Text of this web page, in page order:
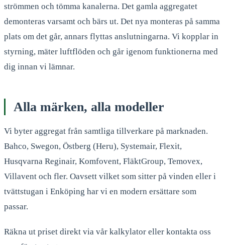
strömmen och tömma kanalerna. Det gamla aggregatet
demonteras varsamt och bärs ut. Det nya monteras på samma
plats om det går, annars flyttas anslutningarna. Vi kopplar in
styrning, mäter luftflöden och går igenom funktionerna med
dig innan vi lämnar.
Alla märken, alla modeller
Vi byter aggregat från samtliga tillverkare på marknaden.
Bahco, Swegon, Östberg (Heru), Systemair, Flexit,
Husqvarna Reginair, Komfovent, FläktGroup, Temovex,
Villavent och fler. Oavsett vilket som sitter på vinden eller i
tvättstugan i Enköping har vi en modern ersättare som
passar.
Räkna ut priset direkt via vår kalkylator eller kontakta oss